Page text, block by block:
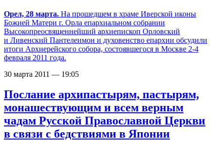
Орел, 28 марта. На прошедшем в храме Иверской иконы
Божией Матери г. Орла епархиальном собрании
Высокопреосвященнейший архиепископ Орловский
и Ливенский Пантелеимон и духовенство епархии обсудили
итоги Архиерейского собора, состоявшегося в Москве 2-4
февраля 2011 года.
30 марта 2011 — 19:05
Послание архипастырям, пастырям,
монашествующим и всем верным
чадам Русской Православной Церкви
в связи с бедствиями в Японии